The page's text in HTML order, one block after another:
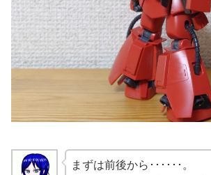
まずは前後から･･････。